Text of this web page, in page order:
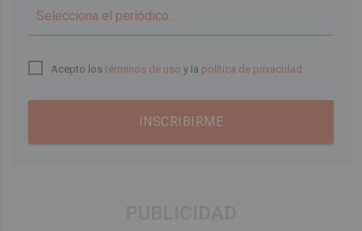
Acepto lostérminos de uso y la política de privacidad
INSCRIBIRME